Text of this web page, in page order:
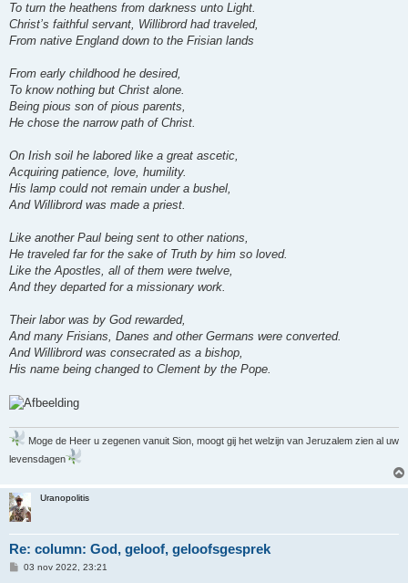
To turn the heathens from darkness unto Light.
Christ’s faithful servant, Willibrord had traveled,
From native England down to the Frisian lands
From early childhood he desired,
To know nothing but Christ alone.
Being pious son of pious parents,
He chose the narrow path of Christ.
On Irish soil he labored like a great ascetic,
Acquiring patience, love, humility.
His lamp could not remain under a bushel,
And Willibrord was made a priest.
Like another Paul being sent to other nations,
He traveled far for the sake of Truth by him so loved.
Like the Apostles, all of them were twelve,
And they departed for a missionary work.
Their labor was by God rewarded,
And many Frisians, Danes and other Germans were converted.
And Willibrord was consecrated as a bishop,
His name being changed to Clement by the Pope.
Moge de Heer u zegenen vanuit Sion, moogt gij het welzijn van Jeruzalem zien al uw
levensdagen
Uranopolitis
Re: column: God, geloof, geloofsgesprek
B03 nov 2022, 23:21